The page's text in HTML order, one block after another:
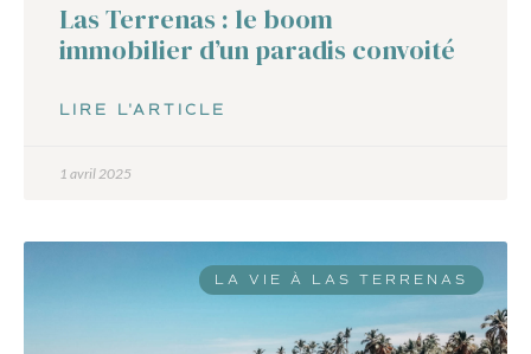
Las Terrenas : le boom
immobilier d’un paradis convoité
LIRE L'ARTICLE
1 avril 2025
LA VIE À LAS TERRENAS